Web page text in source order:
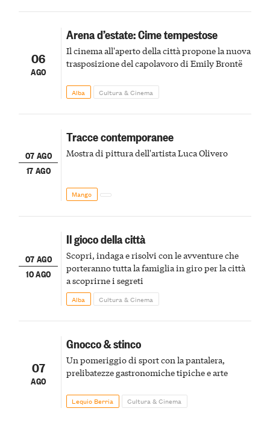
06
AGO
Arena d’estate: Cime tempestose
Il cinema all'aperto della città propone la nuova
trasposizione del capolavoro di Emily Brontë
Alba Cultura & Cinema
07 AGO
17 AGO
Tracce contemporanee
Mostra di pittura dell'artista Luca Olivero
Mango
07 AGO
10 AGO
Il gioco della città
Scopri, indaga e risolvi con le avventure che
porteranno tutta la famiglia in giro per la città
a scoprirne i segreti
Alba Cultura & Cinema
07
AGO
Gnocco & stinco
Un pomeriggio di sport con la pantalera,
prelibatezze gastronomiche tipiche e arte
Lequio Berria Cultura & Cinema